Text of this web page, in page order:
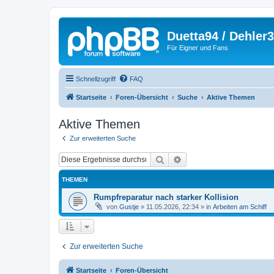
Duetta94 /
Für Eigner und Fans
Schnellzugriff FAQ
Startseite Foren-Übersicht Suche Aktive Themen
Aktive Themen
Zur erweiterten Suche
Suche
THEMEN
Rumpfreparatur nach starker Kollision
von Gustje » 11.05.2026, 22:34 » in Arbeiten am Schiff
Zur erweiterten Suche
Startseite Foren-Übersicht